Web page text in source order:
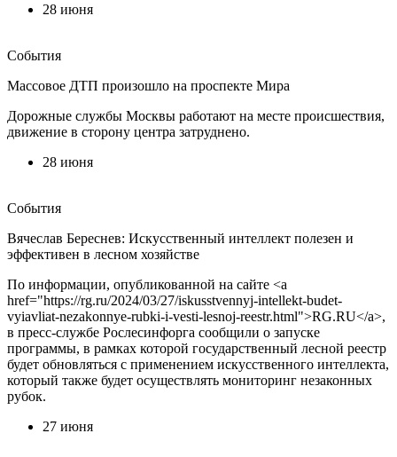
28 июня
События
Массовое ДТП произошло на проспекте Мира
Дорожные службы Москвы работают на месте происшествия,
движение в сторону центра затруднено.
28 июня
События
Вячеслав Береснев: Искусственный интеллект полезен и
эффективен в лесном хозяйстве
По информации, опубликованной на сайте <a
href="https://rg.ru/2024/03/27/iskusstvennyj-intellekt-budet-
vyiavliat-nezakonnye-rubki-i-vesti-lesnoj-reestr.html">RG.RU</a>,
в пресс-службе Рослесинфорга сообщили о запуске
программы, в рамках которой государственный лесной реестр
будет обновляться с применением искусственного интеллекта,
который также будет осуществлять мониторинг незаконных
рубок.
27 июня